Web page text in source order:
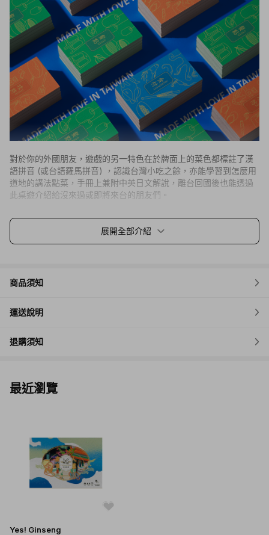
展開全部介紹
對於你的外國朋友，遊戲的另一特色在於牌面上的菜色都標註了漢
語拼音 (或台語羅馬拼音) ，認識台灣小吃之餘，亦能學習到怎麼用
道地的講法點菜，手冊上兼附中英日文解說，離台回國後也能透過
此桌遊介紹給沒來過或即將來台的朋友們。
商品須知
運送說明
退購須知
最近瀏覽
Yes! Ginseng